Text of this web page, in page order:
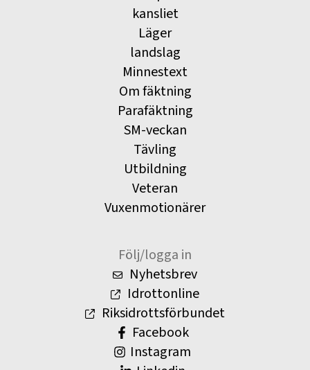
kansliet
Läger
landslag
Minnestext
Om fäktning
Parafäktning
SM-veckan
Tävling
Utbildning
Veteran
Vuxenmotionärer
Följ/logga in
Nyhetsbrev
Idrottonline
Riksidrottsförbundet
Facebook
Instagram